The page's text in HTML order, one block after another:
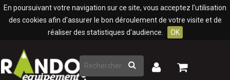
En poursuivant votre navigation sur ce site, vous acceptez l'utilisation
des cookies afin d'assurer le bon déroulement de votre visite et de
réaliser des statistiques d'audience.
OK
Rechercher
Mon
Mon
Panneau de gestion des cookies